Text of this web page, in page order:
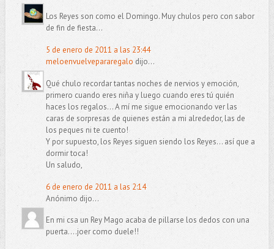
Los Reyes son como el Domingo. Muy chulos pero con sabor
de fin de fiesta...
5 de enero de 2011 a las 23:44
meloenvuelvepararegalo dijo...
Qué chulo recordar tantas noches de nervios y emoción,
primero cuando eres niña y luego cuando eres tú quién
haces los regalos... A mí me sigue emocionando ver las
caras de sorpresas de quienes están a mi alrededor, las de
los peques ni te cuento!
Y por supuesto, los Reyes siguen siendo los Reyes... así que a
dormir toca!
Un saludo,
6 de enero de 2011 a las 2:14
Anónimo dijo...
En mi csa un Rey Mago acaba de pillarse los dedos con una
puerta....joer como duele!!